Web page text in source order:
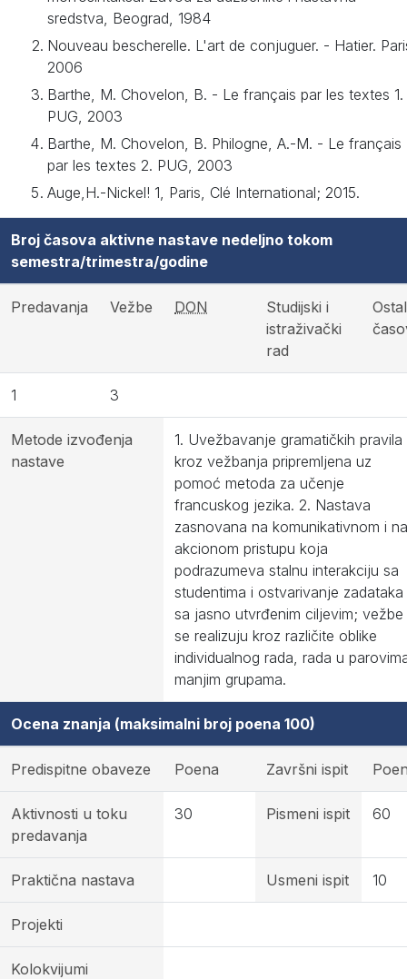
sredstva, Beograd, 1984
Nouveau bescherelle. L'art de conjuguer. - Hatier.
2006
Barthe, M. Chovelon, B. - Le français par les textes 1.
PUG, 2003
Barthe, M. Chovelon, B. Philogne, A.-M. - Le français
par les textes 2. PUG, 2003
Auge,H.-Nickel! 1, Paris, Clé International; 2015.
Broj časova aktivne nastave nedeljno tokom
semestra/trimestra/godine
Predavanja Vežbe DON
Studijski i
istraživački
rad
1 3
Metode izvođenja
nastave
1. Uvežbavanje gramatičkih pravila
kroz vežbanja pripremljena uz
pomoć metoda za učenje
francuskog jezika. 2. Nastava
zasnovana na komunikativnom i na
akcionom pristupu koja
podrazumeva stalnu interakciju sa
studentima i ostvarivanje zadataka
sa jasno utvrđenim ciljevim; vežbe
se realizuju kroz različite oblike
individualnog rada, rada u
manjim grupama.
Ocena znanja (maksimalni broj poena 100)
Predispitne obaveze Poena Završni ispit
Aktivnosti u toku
predavanja
30 Pismeni ispit 60
Praktična nastava Usmeni ispit 10
Projekti
Kolokvijumi